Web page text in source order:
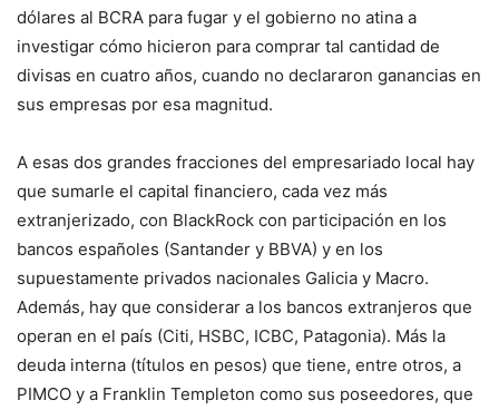
dólares al BCRA para fugar y el gobierno no atina a
investigar cómo hicieron para comprar tal cantidad de
divisas en cuatro años, cuando no declararon ganancias en
sus empresas por esa magnitud.
A esas dos grandes fracciones del empresariado local hay
que sumarle el capital financiero, cada vez más
extranjerizado, con BlackRock con participación en los
bancos españoles (Santander y BBVA) y en los
supuestamente privados nacionales Galicia y Macro.
Además, hay que considerar a los bancos extranjeros que
operan en el país (Citi, HSBC, ICBC, Patagonia). Más la
deuda interna (títulos en pesos) que tiene, entre otros, a
PIMCO y a Franklin Templeton como sus poseedores, que